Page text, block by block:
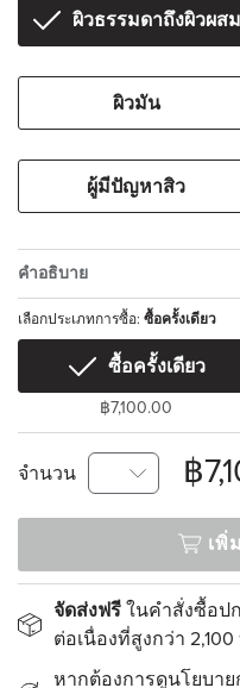
ผิวธรรมดาถึงผิวผสม
ผิวมัน
ผู้มีปัญหาสิว
คำอธิบาย
เลือกประเภทการซื้อ: ซื้อครั้งเดียว
ซื้อครั้งเดียว
฿7,100.00
จำนวน ฿
เพิ่
จัดส่งฟรี ในคำสั่งซื้อป
ต่อเนื่องที่สูงกว่า
หากต้องการดูนโยบา